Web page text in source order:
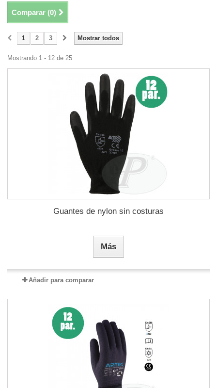
Comparar (0)
Mostrar todos
1 2 3
Mostrando 1 - 12 de 25
Guantes de nylon sin costuras
Más
Añadir para comparar